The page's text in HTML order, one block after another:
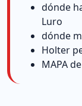
dónde
Luro
dónde
Holter
MAPA